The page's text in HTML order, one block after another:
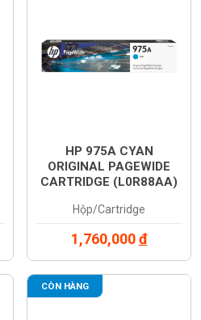
HP 975A CYAN
ORIGINAL PAGEWIDE
CARTRIDGE (L0R88AA)
Hộp/Cartridge
1,760,000đ
CÒN HÀNG